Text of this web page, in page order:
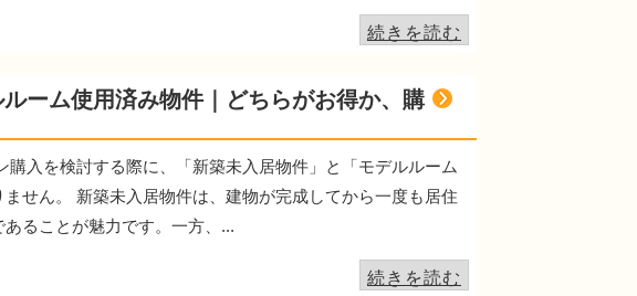
続きを読む
ーム使用済み物件｜どちらがお得か、購
入を検討する際に、「新築未入居物件」と「モデルルーム
せん。 新築未入居物件は、建物が完成してから一度も居住
ることが魅力です。一方、...
続きを読む